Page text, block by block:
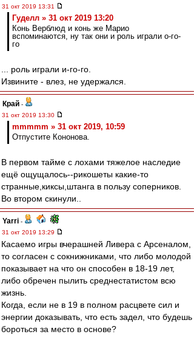
31 окт 2019 13:31
Гуделл » 31 окт 2019 13:20
Конь Верблюд и конь же Марио
вспоминаются, ну так они и роль играли о-го-
го
... роль играли и-го-го.
Извините - влез, не удержался.
Край -
31 окт 2019 13:30
mmmmm » 31 окт 2019, 10:59
Отпустите Кононова.
В первом тайме с лохами тяжелое наследие
ещё ощущалось--рикошеты какие-то
странные,киксы,штанга в пользу соперников.
Во втором скинули..
Yarri -
31 окт 2019 13:29
Касаемо игры вчерашней Ливера с Арсеналом,
то согласен с сокнижниками, что либо молодой
показывает на что он способен в 18-19 лет,
либо обречен пылить среднестатистом всю
жизнь.
Когда, если не в 19 в полном расцвете сил и
энергии доказывать, что есть задел, что будешь
бороться за место в основе?